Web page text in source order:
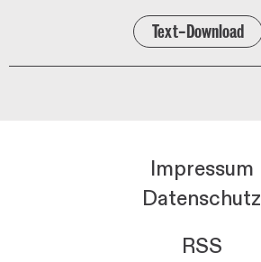
Text-Download
Impressum
Datenschutz
RSS